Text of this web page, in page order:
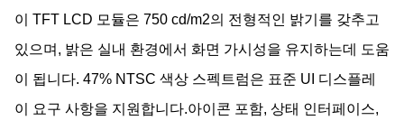
이 TFT LCD 모듈은 750 cd/m2의 전형적인 밝기를 갖추고
있으며, 밝은 실내 환경에서 화면 가시성을 유지하는데 도움
이 됩니다. 47% NTSC 색상 스펙트럼은 표준 UI 디스플레
이 요구 사항을 지원합니다.아이콘 포함, 상태 인터페이스,